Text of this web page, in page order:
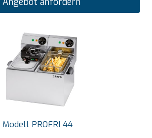
PROFRI 44